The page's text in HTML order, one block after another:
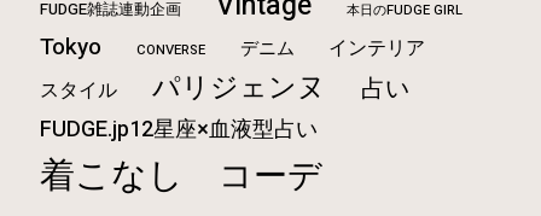
FUDGE雑誌連動企画 本日のFUDGE GIRL
Tokyo CONVERSE デニム
インテリア
スタイル
パリジェンヌ 占い
FUDGE.jp12星座×血液型占い
着こなし コーデ